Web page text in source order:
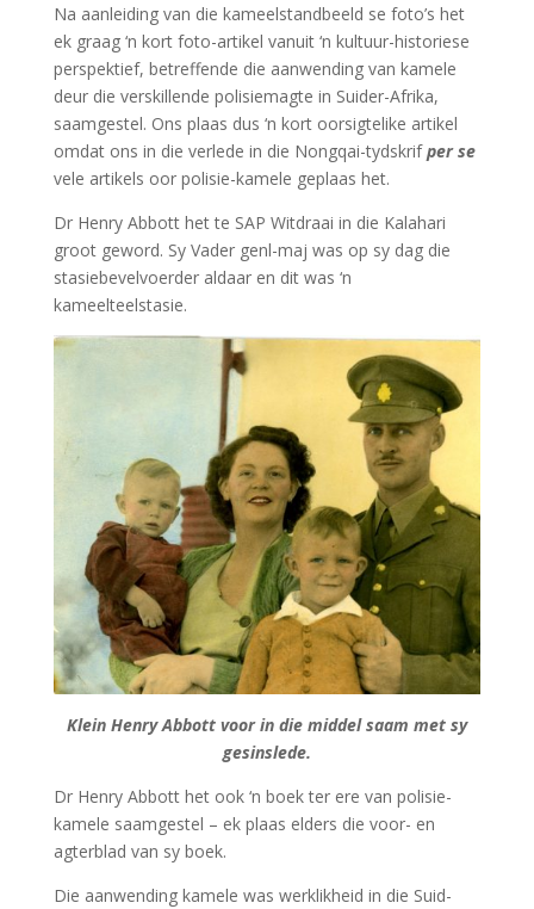
Na aanleiding van die kameelstandbeeld se foto’s het
ek graag ‘n kort foto-artikel vanuit ‘n kultuur-historiese
perspektief, betreffende die aanwending van kamele
deur die verskillende polisiemagte in Suider-Afrika,
saamgestel. Ons plaas dus ‘n kort oorsigtelike artikel
omdat ons in die verlede in die Nongqai-tydskrifper se
vele artikels oor polisie-kamele geplaas het.
Dr Henry Abbott het te SAP Witdraai in die Kalahari
groot geword. Sy Vader genl-maj was op sy dag die
stasiebevelvoerder aldaar en dit was ‘n
kameelteelstasie.
Klein Henry Abbott voor in die middel saam met sy
gesinslede.
Dr Henry Abbott het ook ‘n boek ter ere van polisie-
kamele saamgestel – ek plaas elders die voor- en
agterblad van sy boek.
Die aanwending kamele was werklikheid in die Suid-